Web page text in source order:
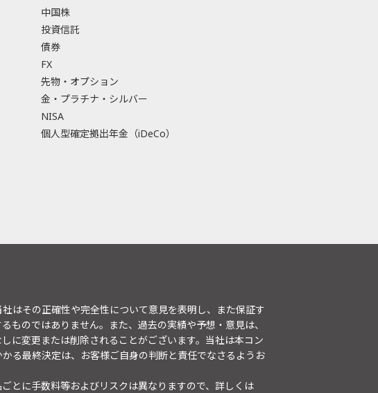
中国株
投資信託
債券
FX
先物・オプション
金・プラチナ・シルバー
NISA
個人型確定拠出年金（iDeCo）
はその正確性や完全性について意見を表明し、また保証す
のではありません。また、過去の実績や予想・意見は、
に変更または削除されることがございます。当社は本コン
る最終決定は、お客様ご自身の判断と責任でなさるようお
とに手数料等およびリスクは異なりますので、詳しくは